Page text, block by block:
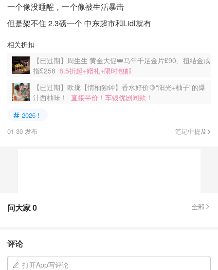
一个像没睡醒，一个像被生活暴击
但是架不住 2.3磅一个 中东超市和Lidl就有
相关折扣
【已过期】周生生 黄金大促👑马年千足金片£90、扭结金戒
指£258 8.5折起+赠礼+限时包邮
【已过期】欧珑【情柚独钟】香水好价🍋“阳光+柚子”的爆
汁西柚味！ 直接半价！车银优剧同款！
2026！
01-30 发布
笔记中提及
问大家0 全部
评论
打开App写评论